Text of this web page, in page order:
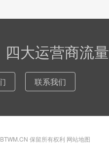
大运营商流
联系我们
保留所有权利 网站地图